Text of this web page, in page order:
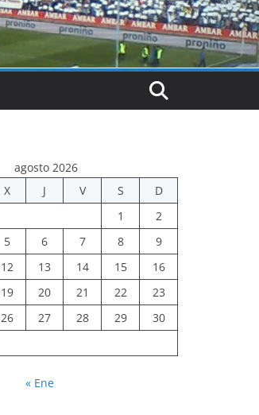
agosto 2026
X J V S
D
1
2
5 6 7 8
9
12 13 14 15
16
19 20 21 22
23
26 27 28 29
30
« Ene